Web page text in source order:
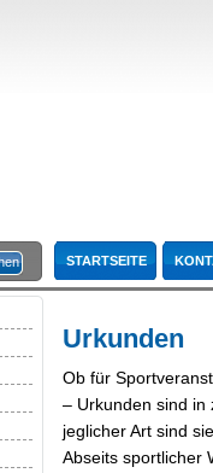
STARTSEITE
Urkunden
Ob für
– Urkunden sind in
jeglicher Art sind
Abseits sportlicher